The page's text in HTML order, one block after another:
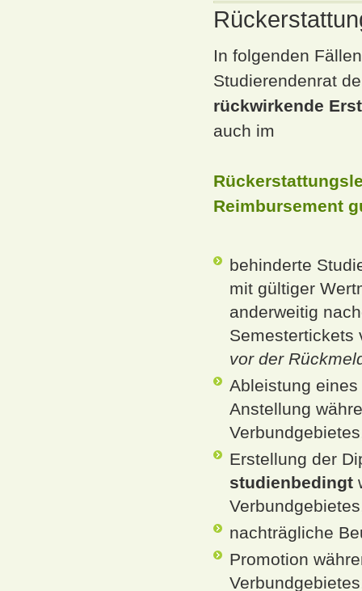
In folgenden
Studierendenrat
rückwirkende
auch im
Reimbursement
behinderte
mit gültiger
anderweitig
Semestertickets
vor der
Ableistung
Anstellung
Erstellung der
studienbedingt
nachträgliche
Promotion